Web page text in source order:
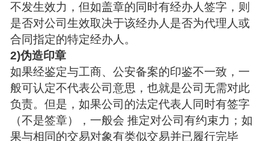
不发生效力，但如盖章的同时有经办人签字，则
是否对公司生效取决于该经办人是否为代理人或
合同指定的特定经办人。
2)伪造印章
如果经鉴定与工商、公安备案的印鉴不一致，一
般可认定不代表公司意思，也就是公司无需对此
负责。但是，如果公司的法定代表人同时有签字
（不是签章），一般会 推定对公司有约束力；如
果与相同的交易对象有类似交易并已履行完毕